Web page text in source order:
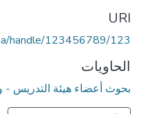
URI
handle/123456789/123
الحاويات
بحوث أعضاء هيئة التدريس -